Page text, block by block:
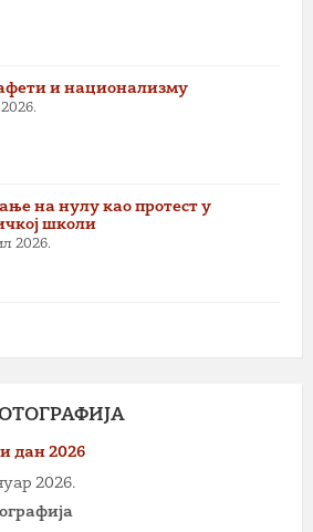
и национализму
2026.
на нулу као протест у
школи
2026.
дан 2026
2026.